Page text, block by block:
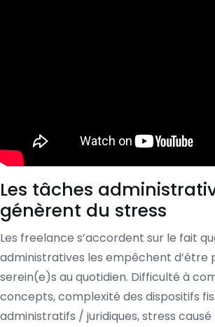
Les tâches
génèrent du stress
Les freelance s’accordent sur le fait
administratives les empêchent
serein(e)s au quotidien. Difficulté à
concepts, complexité des dispositifs
administratifs / juridiques, stress causé